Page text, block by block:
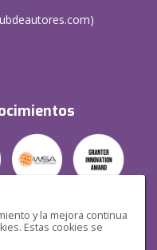
y la mejora continua
Estas cookies se
)